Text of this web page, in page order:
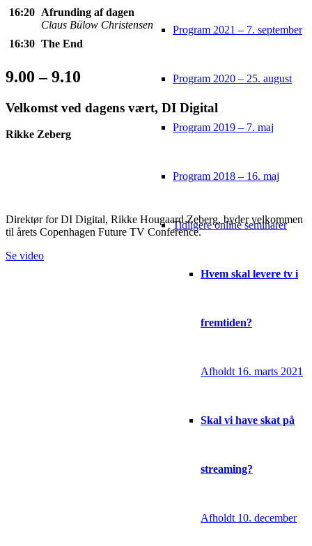
Program 2021 – 7. september
Program 2020 – 25. august
Program 2019 – 7. maj
Program 2018 – 16. maj
Tidligere online seminarer
Hvem skal levere tv i
fremtiden?
Afholdt 16. marts 2021
Skal vi have skat på
streaming?
Afholdt 10. december
16:20 Afrunding af dagen
Claus Bülow Christensen
16:30 The End
9.00 – 9.10
Velkomst ved dagens vært, DI Digital
Rikke Zeberg
Direktør for DI Digital, Rikke Hougaard Zeberg, byder velkommen
til årets Copenhagen Future TV Conference.
Se video